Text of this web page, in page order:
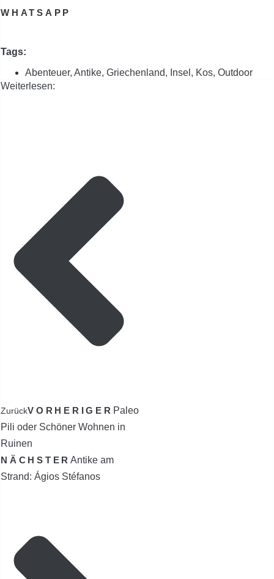
WHATSAPP
Tags:
Abenteuer, Antike, Griechenland, Insel , Kos, Outdoor
Weiterlesen:
ZurückVORHERIGER Paleo
Pili oder Schöner Wohnen in
Ruinen
NÄCHSTER Antike am
Strand: Ágios Stéfanos